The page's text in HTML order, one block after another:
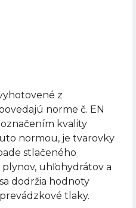
z
norme č. EN
označením kvality
normou, je tvarovky
stlačeného
uhľohydrátov a
dodržia hodnoty
tlaky.